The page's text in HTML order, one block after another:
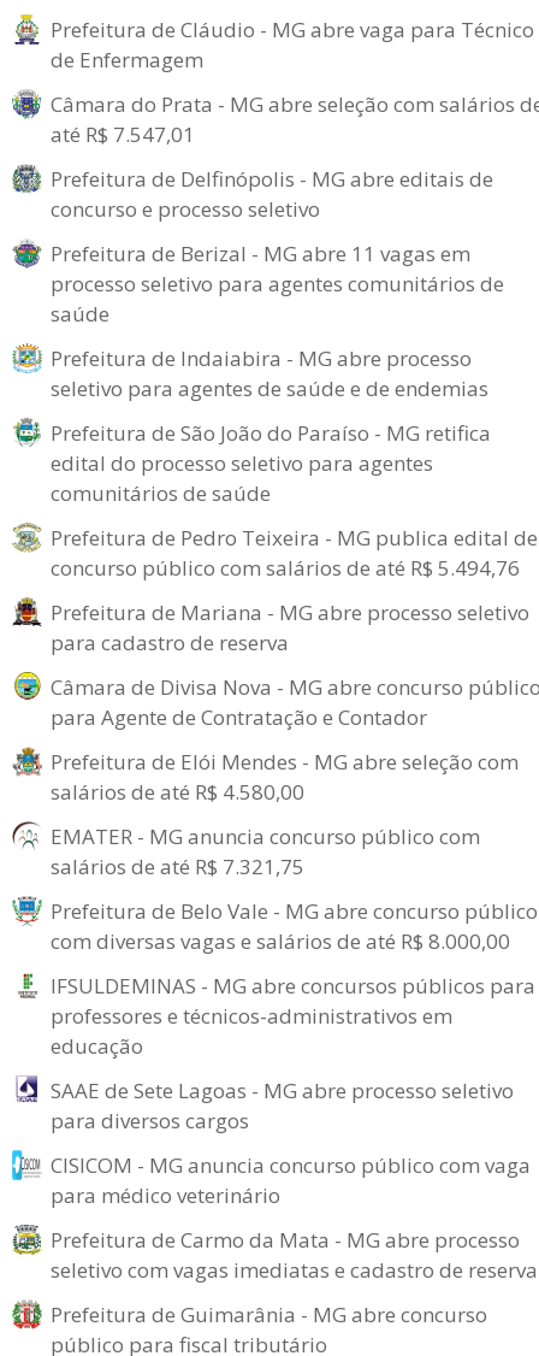
Prefeitura de Cláudio - MG abre vaga para Técnico
de Enfermagem
Câmara do Prata - MG abre seleção com salários
até R$ 7.547,01
Prefeitura de Delfinópolis - MG abre editais de
concurso e processo seletivo
Prefeitura de Berizal - MG abre 11 vagas em
processo seletivo para agentes comunitários de
saúde
Prefeitura de Indaiabira - MG abre processo
seletivo para agentes de saúde e de endemias
Prefeitura de São João do Paraíso - MG retifica
edital do processo seletivo para agentes
comunitários de saúde
Prefeitura de Pedro Teixeira - MG publica edital de
concurso público com salários de até R$ 5.494,76
Prefeitura de Mariana - MG abre processo seletivo
para cadastro de reserva
Câmara de Divisa Nova - MG abre concurso
para Agente de Contratação e Contador
Prefeitura de Elói Mendes - MG abre seleção com
salários de até R$ 4.580,00
EMATER - MG anuncia concurso público com
salários de até R$ 7.321,75
Prefeitura de Belo Vale - MG abre concurso público
com diversas vagas e salários de até R$ 8.000,00
IFSULDEMINAS - MG abre concursos públicos para
professores e técnicos-administrativos em
educação
SAAE de Sete Lagoas - MG abre processo seletivo
para diversos cargos
CISICOM - MG anuncia concurso público com vaga
para médico veterinário
Prefeitura de Carmo da Mata - MG abre processo
seletivo com vagas imediatas e cadastro de reserva
Prefeitura de Guimarânia - MG abre concurso
público para fiscal tributário